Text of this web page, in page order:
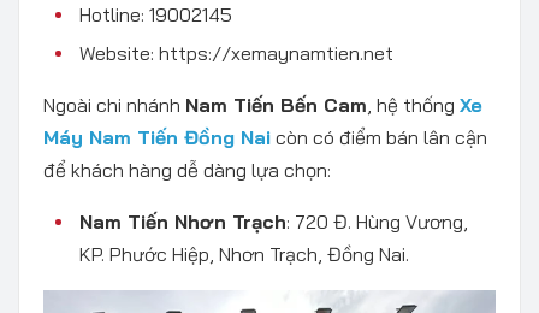
Hotline: 19002145
Website: https://xemaynamtien.net
Ngoài chi nhánh Nam Tiến Bến Cam , hệ thống Xe
Máy Nam Tiến Đồng Nai còn có điểm bán lân cận
để khách hàng dễ dàng lựa chọn:
Nam Tiến Nhơn Trạch: 720 Đ. Hùng Vương,
KP. Phước Hiệp, Nhơn Trạch, Đồng Nai.